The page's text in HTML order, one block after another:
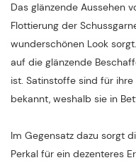
Das glänzende Aussehen
Flottierung der
wunderschönen Look
auf die glänzende
ist. Satinstoffe sind für
bekannt, weshalb sie in
Im Gegensatz dazu sorgt
Perkal für ein dezenteres